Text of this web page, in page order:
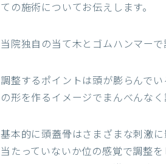
ての施術についてお伝えします。
当院独自の当て木とゴムハンマーで
調整するポイントは頭が膨らんで
の形を作るイメージでまんべんなく
基本的に頭蓋骨はさまざまな刺激
当たっていないか位の感覚で調整